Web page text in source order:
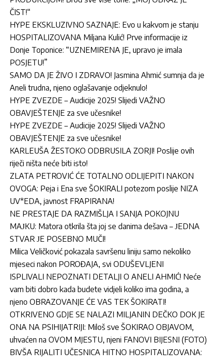
ČIST!“
HYPE EKSKLUZIVNO SAZNAJE: Evo u kakvom je stanju
HOSPITALIZOVANA Miljana Kulić! Prve informacije iz
Donje Toponice: “UZNEMIRENA JE, upravo je imala
POSJETU!”
SAMO DA JE ŽIVO I ZDRAVO! Jasmina Ahmić sumnja da je
Aneli trudna, njeno oglašavanje odjeknulo!
HYPE ZVEZDE – Audicije 2025! Slijedi VAŽNO
OBAVJEŠTENJE za sve učesnike!
HYPE ZVEZDE – Audicije 2025! Slijedi VAŽNO
OBAVJEŠTENJE za sve učesnike!
KARLEUŠA ŽESTOKO ODBRUSILA ZORJI! Poslije ovih
riječi ništa neće biti isto!
ZLATA PETROVIĆ ĆE TOTALNO ODLIJEPITI NAKON
OVOGA: Peja i Ena sve ŠOKIRALI potezom poslije NIZA
UV*EDA, javnost FRAPIRANA!
NE PRESTAJE DA RAZMIŠLJA I SANJA POKOJNU
MAЈKU: Matora otkrila šta joj se danima dešava – ЈEDNA
STVAR ЈE POSEBNO MUČI!
Milica Veličković pokazala savršenu liniju samo nekoliko
mjeseci nakon POROĐAJA, svi ODUŠEVLJENI
ISPLIVALI NEPOZNATI DETALJI O ANELI AHMIĆ! Neće
vam biti dobro kada budete vidjeli koliko ima godina, a
njeno OBRAZOVANJE ĆE VAS TEK ŠOKIRATI!
OTKRIVENO GDJE SE NALAZI MILJANIN DEČKO DOK JE
ONA NA PSIHIJATRIJI: Miloš sve ŠOKIRAO OBJAVOM,
uhvaćen na OVOM MJESTU, njeni FANOVI BIJESNI (FOTO)
BIVŠA RIJALITI UČESNICA HITNO HOSPITALIZOVANA: